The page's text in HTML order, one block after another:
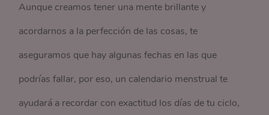
Aunque creamos tener una mente brillante y
acordarnos a la perfección de las cosas, te
aseguramos que hay algunas fechas en las que
podrías fallar, por eso, un calendario menstrual te
ayudará a recordar con exactitud los días de tu ciclo,